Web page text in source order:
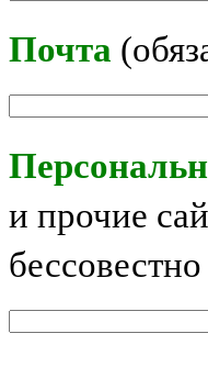
Почта
и прочие